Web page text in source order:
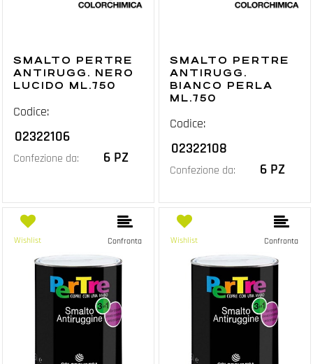
SMALTO PERTRE
ANTIRUGG. NERO
LUCIDO ML.750
Codice:
02322106
Confezione da: 6 PZ
SMALTO PERTRE
ANTIRUGG.
BIANCO PERLA
ML.750
Codice:
02322108
Confezione da: 6 PZ
Wishlist Confronta Wishlist Confronta